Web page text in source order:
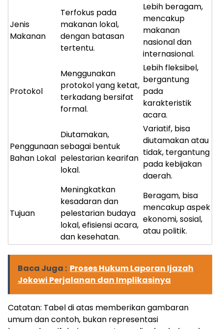
Jenis
Makanan
Terfokus pada
makanan lokal,
dengan batasan
tertentu.
Lebih beragam,
mencakup
makanan
nasional dan
internasional.
Protokol
Menggunakan
protokol yang ketat,
terkadang bersifat
formal.
Lebih fleksibel,
bergantung
pada
karakteristik
acara.
Penggunaan
Bahan Lokal
Diutamakan,
sebagai bentuk
pelestarian kearifan
lokal.
Variatif, bisa
diutamakan atau
tidak, tergantung
pada kebijakan
daerah.
Tujuan
Meningkatkan
kesadaran dan
pelestarian budaya
lokal, efisiensi acara,
dan kesehatan.
Beragam, bisa
mencakup aspek
ekonomi, sosial,
atau politik.
Baca Juga : Proses Hukum Laporan Ijazah
Jokowi Perjalanan dan Implikasinya
Catatan: Tabel di atas memberikan gambaran
umum dan contoh, bukan representasi